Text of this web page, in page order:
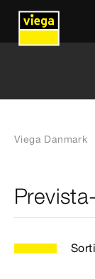
Viega Danmark